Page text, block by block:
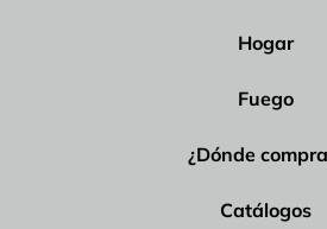
Hogar
Fuego
¿Dónde
Catálogos